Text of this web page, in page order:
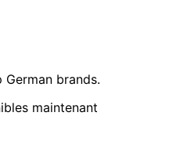
brands.
maintenant